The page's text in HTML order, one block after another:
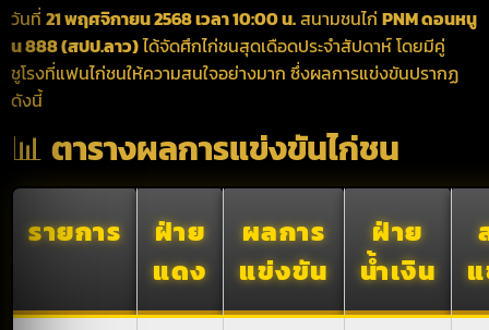
วันที่ 21 พฤศจิกายน 2568 เวลา 10:00 น.สนามชนไก่ PNM ดอนหนู
น 888 (สปป.ลาว)ได้จัดศึกไก่ชนสุดเดือดประจำสัปดาห์ โดยมีคู่
ชูโรงที่แฟนไก่ชนให้ความสนใจอย่างมาก ซึ่งผลการแข่งขันปรากฏ
ดังนี้
📊 ตารางผลการแข่งขันไก่ชน
รายการ
ฝ่าย
แดง
ผลการ
แข่งขัน
ฝ่าย
น้ำเงิน